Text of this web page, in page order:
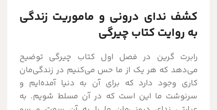
کشف ندای درونی و ماموریت زندگی
به روایت کتاب چیرگی
رابرت گرین در فصل اول کتاب چیرگی توضیح
می‌دهد که هر یک از ما حس می‌کنیم در زندگی‌مان
کاری وجود دارد که برای آن به دنیا آمده‌ایم و
سرنوشت ما این است که در آن مسلط شویم. به